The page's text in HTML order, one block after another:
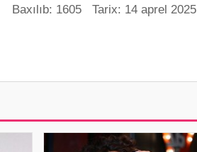
Baxılıb: 1605 Tarix: 14 aprel 2025